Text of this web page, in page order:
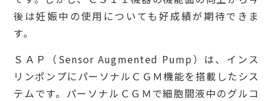
後は妊娠中の使用についても好成績が期待できま
す。
ＳＡＰ（Sensor Augmented Pump）は、インス
リンポンプにパーソナルＣＧＭ機能を搭載したシス
テムです。パーソナルＣＧＭで細胞間液中のグルコ